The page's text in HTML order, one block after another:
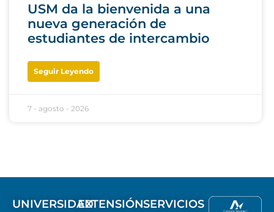
USM da la bienvenida a una
nueva generación de
estudiantes de intercambio
Seguir Leyendo
7 - agosto - 2026
UNIVERSIDADEXTENSIÓNSERVICIOS